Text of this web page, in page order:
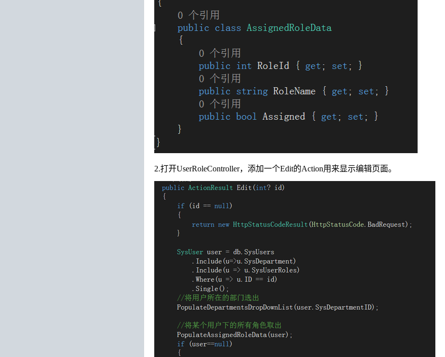
2.打开UserRoleController，添加一个Edit的Action用来显示编辑页面。